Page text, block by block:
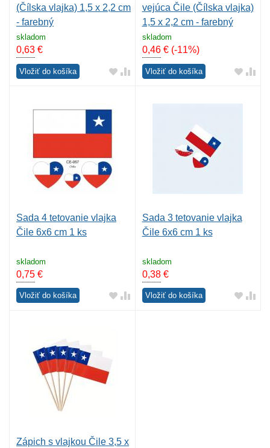
(Čílska vlajka) 1,5 x 2,2 cm
- farebný
skladom
0,63 €
Vložiť do košíka
vejúca Čile (Čílska vlajka)
1,5 x 2,2 cm - farebný
skladom
0,46€ (-11%)
Vložiť do košíka
Sada 4 tetovanie vlajka
Čile 6x6 cm 1 ks
skladom
0,75 €
Vložiť do košíka
Sada 3 tetovanie vlajka
Čile 6x6 cm 1 ks
skladom
0,38€
Vložiť do košíka
Zápich s vlajkou Čile 3,5 x